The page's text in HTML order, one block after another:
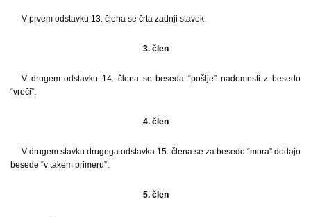
V prvem odstavku 13. člena se črta zadnji stavek.
3. člen
V drugem odstavku 14. člena se beseda “pošlje” nadomesti z besedo
“vroči”.
4. člen
V drugem stavku drugega odstavka 15. člena se za besedo “mora” dodajo
besede “v takem primeru”.
5. člen